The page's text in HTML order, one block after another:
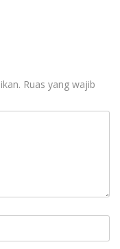
Ruas yang wajib